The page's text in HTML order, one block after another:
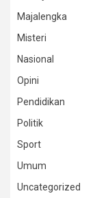
Majalengka
Misteri
Nasional
Opini
Pendidikan
Politik
Sport
Umum
Uncategorized